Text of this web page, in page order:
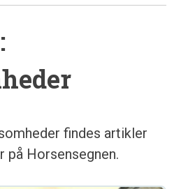
findes artikler
på Horsensegnen.